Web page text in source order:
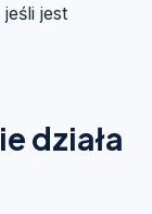
jest
działa